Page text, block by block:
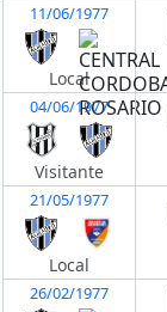
11/06/1977
Local
04/06/1977
Visitante
21/05/1977
Local
26/02/1977